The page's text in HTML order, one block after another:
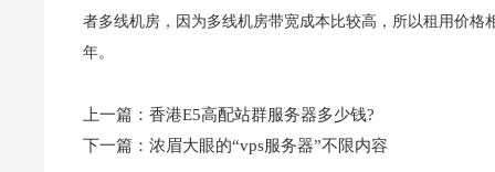
者多线机房，因为多线机房带宽成本比较高，所以租用价
年。
上一篇： 香港E5高配站群服务器多少钱?
下一篇： 浓眉大眼的“vps服务器”不限内容